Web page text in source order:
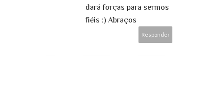
dará forças para sermos
fiéis :) Abraços
Responder